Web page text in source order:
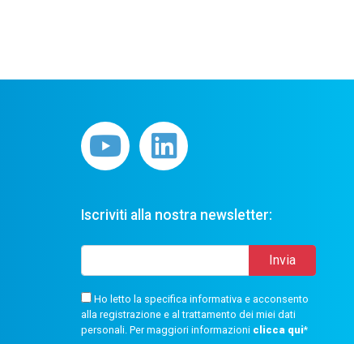
Iscriviti alla nostra newsletter:
Ho letto la specifica informativa e acconsento
alla registrazione e al trattamento dei miei dati
personali. Per maggiori informazioni clicca qui*